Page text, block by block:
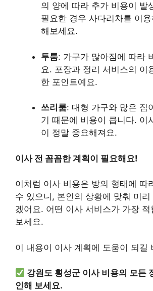
의 양에 따라 추가 비용이 발
필요한 경우 사다리차를 이
해보세요.
투룸: 가구가 많아짐에 따라
요. 포장과 정리 서비스의 이
한 포인트예요.
쓰리룸: 대형 가구와 많은 짐
기 때문에 비용이 큽니다. 이
이 정말 중요해져요.
이사 전 꼼꼼한 계획이 필요해요!
이처럼 이사 비용은 방의 형태에 따
수 있으니, 본인의 상황에 맞춰 미
겠어요. 어떤 이사 서비스가 가장 적
보세요.
이 내용이 이사 계획에 도움이 되길
강원도 횡성군 이사 비용의 모든
인해 보세요.